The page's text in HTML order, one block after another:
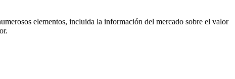
elementos, incluida la información del mercado sobre el valor